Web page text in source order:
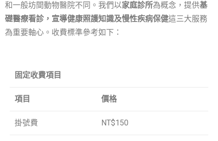
和一般坊間動物醫院不同。我們以家庭診所為概念，提供基
礎醫療看診，宣導健康照護知識及慢性疾病保健這三大服務
為重要軸心。收費標準參考如下：
固定收費項目
項目 價格
掛號費 NT$150